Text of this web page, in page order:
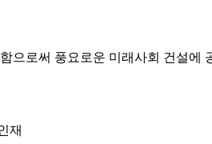
으로써 풍요로운 미래사회 건설에
재